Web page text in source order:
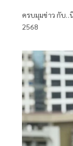
ครบมุมข่าว กับ
2568